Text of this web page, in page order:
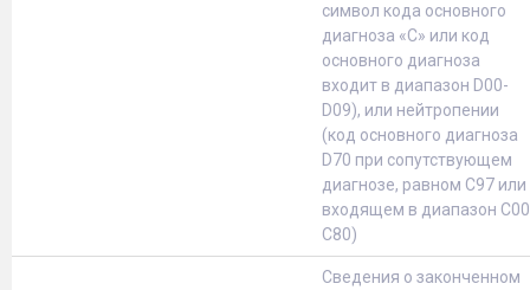
символ кода основного
диагноза «С» или код
основного диагноза
входит в диапазон D00-
D09), или нейтропении
(код основного диагноза
D70 при сопутствующем
диагнозе, равном C97 или
входящем в диапазон
C80)
Сведения о законченном